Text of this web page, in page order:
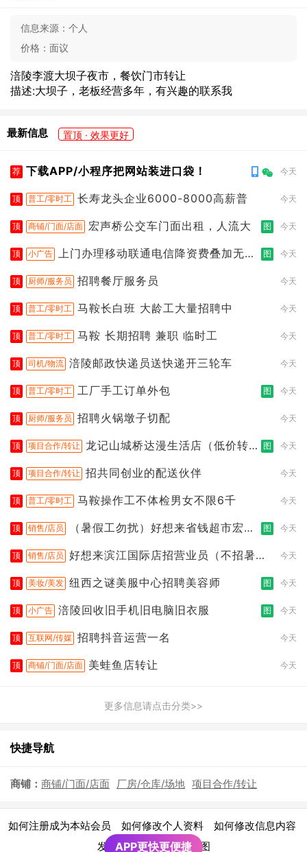
信息来源： 个人
价格： 面议
涪陵李渡大坝子夜市，餐饮门市转让
描述:大坝子，老板经营多年，有兴趣的联系我
最新信息 置顶 · 效果更好
荐 下载APP/小程序把网站装进口袋！ 今天
顶 普工/零时工 长寿龙头企业6000-8000高薪普 今天
顶 商铺/门面/店面 宏声桥公交车门面出租，人流大 图 今天
顶 小广告 上门办理移动联通电信降资费叠加无限
图 今天
顶 厨师/服务员 招聘餐厅服务员 今天
顶 普工/零时工 马鞍长白班 大龄工大量招聘中 今天
顶 普工/零时工 马鞍 长期招聘 兼职 临时工 今天
顶 司机/物流 涪陵邮政快递员送快递开三轮车 今天
顶 普工/零时工 工厂手工订单外包 图 今天
顶 厨师/服务员 招聘火锅墩子切配 今天
顶 项目合作/转让 龙记山城桥达漫生活店（低价转
图 今天
顶 项目合作/转让 招共同创业的配送伙伴 今天
顶 普工/零时工 马鞍操作工不体检男女不限6千 今天
顶 销售/店员
（暑假工勿扰）好想来省钱超市宏声
图 今天
顶 销售/店员 好想来滨江国际店招营业员（不招暑假
今天
顶 美妆/美发 纽西之谜美服中心招聘美容师 图 今天
顶 小广告 涪陵回收旧手机旧电脑旧衣服 图 今天
顶 互联网/传媒 招聘抖音运营一名 今天
顶 商铺/门面/店面 美蛙鱼店转让 今天
更多信息请点击分类>>
快捷导航
商铺： 商铺/门面/店面 厂房/仓库/场地 项目合作/转让
如何注册成为本站会员 如何修改个人资料 如何修改信息内容
发布广告须知 | 网站地图
APP更快更便捷